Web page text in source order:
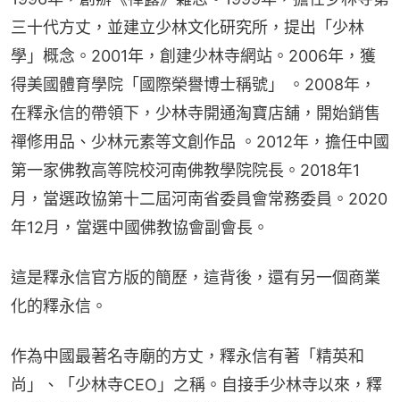
三十代方丈，並建立少林文化研究所，提出「少林
學」概念。2001年，創建少林寺網站。2006年，獲
得美國體育學院「國際榮譽博士稱號」 。2008年，
在釋永信的帶領下，少林寺開通淘寶店舖，開始銷售
禪修用品、少林元素等文創作品 。2012年，擔任中國
第一家佛教高等院校河南佛教學院院長。2018年1
月，當選政協第十二屆河南省委員會常務委員。2020
年12月，當選中國佛教協會副會長。
這是釋永信官方版的簡歷，這背後，還有另一個商業
化的釋永信。
作為中國最著名寺廟的方丈，釋永信有著「精英和
尚」、「少林寺CEO」之稱。自接手少林寺以來，釋